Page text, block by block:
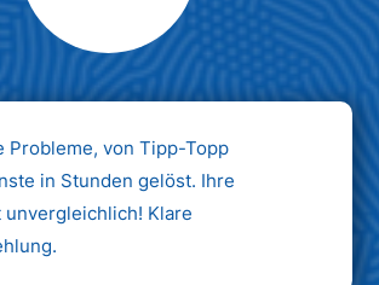
Probleme, von Tipp-Topp
in Stunden gelöst. Ihre
Klare